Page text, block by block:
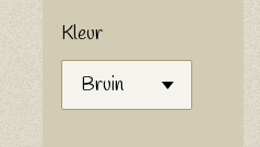
Kleur